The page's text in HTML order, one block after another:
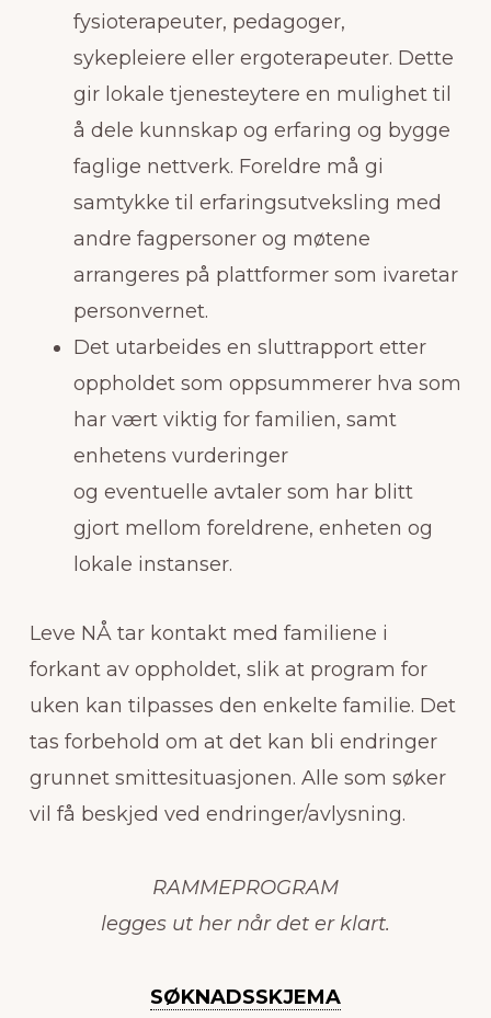
fysioterapeuter, pedagoger,
sykepleiere eller ergoterapeuter. Dette
gir lokale tjenesteytere en mulighet til
å dele kunnskap og erfaring og bygge
faglige nettverk. Foreldre må gi
samtykke til erfaringsutveksling med
andre fagpersoner og møtene
arrangeres på plattformer som ivaretar
personvernet.
Det utarbeides en sluttrapport etter
oppholdet som oppsummerer hva som
har vært viktig for familien, samt
enhetens vurderinger
og eventuelle avtaler som har blitt
gjort mellom foreldrene, enheten og
lokale instanser.
Leve NÅ tar kontakt med familiene i
forkant av oppholdet, slik at program for
uken kan tilpasses den enkelte familie. Det
tas forbehold om at det kan bli endringer
grunnet smittesituasjonen. Alle som søker
vil få beskjed ved endringer/avlysning.
RAMMEPROGRAM
legges ut her når det er klart.
SØKNADSSKJEMA